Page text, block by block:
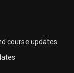
course updates